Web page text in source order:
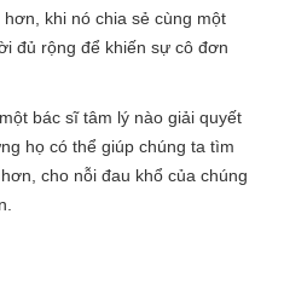
khi nó chia sẻ cùng một
đủ rộng để khiến sự cô đơn
bác sĩ tâm lý nào giải quyết
họ có thể giúp chúng ta tìm
cho nỗi đau khổ của chúng